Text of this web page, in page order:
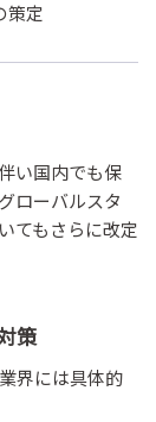
策定
い国内でも保
ローバルスタ
てもさらに改定
策
界には具体的